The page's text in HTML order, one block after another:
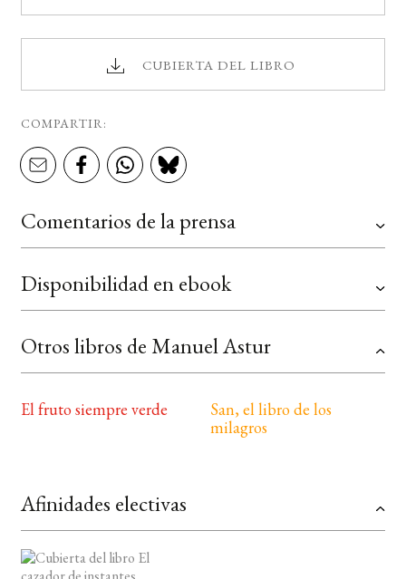
CUBIERTA DEL LIBRO
COMPARTIR:
Comentarios de la prensa
Disponibilidad en ebook
Otros libros de Manuel Astur
El fruto siempre verde
San, el libro de los
milagros
Afinidades electivas